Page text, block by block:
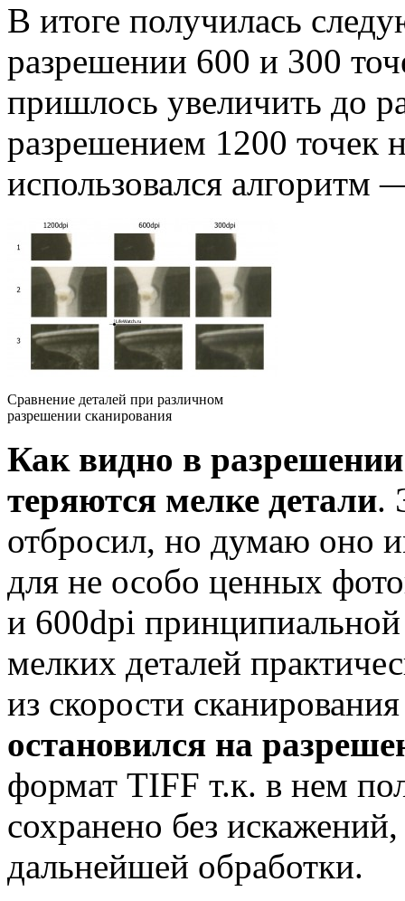
В итоге получилась
разрешении 600 и 300
пришлось увеличить до
разрешением 1200
использовался алгоритм
Сравнение деталей при различном
разрешении сканирования
Как видно в
теряются мелке детали.
отбросил, но думаю оно
для не особо ценных
и 600dpi принципиальной
мелких деталей
из скорости
остановился на
формат TIFF т.к. в нем
сохранено без
дальнейшей обработки.